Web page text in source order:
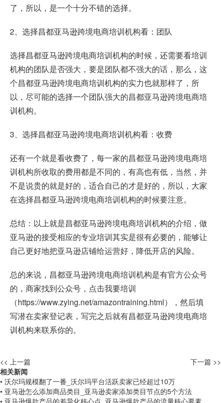
了，所以，是一个十分不错的选择。
2、选择昌都亚马逊跨境电商培训机构看：团队
选择昌都亚马逊跨境电商培训机构的时候，还需要看培训
机构的团队是否强大，要是团队都不强大的话，那么，这
个昌都亚马逊跨境电商培训机构的实力也就那样了，所
以，尽可能的选择一个团队强大的昌都亚马逊跨境电商培
训机构。
3、选择昌都亚马逊跨境电商培训机构看：收费
还有一个就是看收费了，每一家的昌都亚马逊跨境电商培
训机构所收取的费用都是不同的，有高也有低，当然，并
不是说贵的就是好的，适合自己的才是好的，所以，大家
在选择昌都亚马逊跨境电商培训机构的时候要注意。
总结：以上就是昌都亚马逊跨境电商培训机构的介绍，做
亚马逊的接受相应的专业培训其实是很有必要的，能够让
自己更好地把亚马逊店铺给运营好，降低开店的风险。
总的来说，昌都亚马逊跨境电商培训机构是有官方公众号
的，商家找到公众号，点击我要培训
（https://www.zying.net/amazontraining.html），然后填
写潜在卖家登记表，写完之后就有昌都亚马逊跨境电商培
训机构来联系你的。
<< 上一篇
下一篇 >>
相关新闻
• 沃尔玛规模翻了一番_沃尔玛平台活跃卖家已经超过10万
• 亚马逊怎么添加商品类目_亚马逊卖家添加类目节点的5个方法
• 亚马逊爆款产品的差异化核心点_亚马逊爆款产品的流量核心要素